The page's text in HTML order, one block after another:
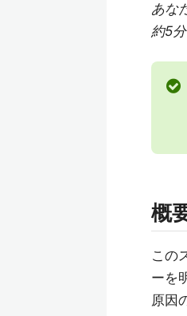
あな
約5分
概
この
ーを
原因